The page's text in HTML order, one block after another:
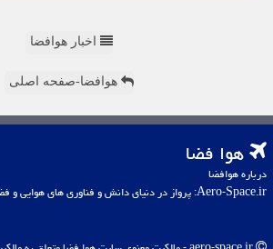
اخبار هوافضا
هوافضا-صفحه اصلی
هوا فضا
درباره هوافضا
Aero-Space.ir: پرواز در دنیای دانش و فناوری های هوایی و فضایی، از زمین تا کهکشان